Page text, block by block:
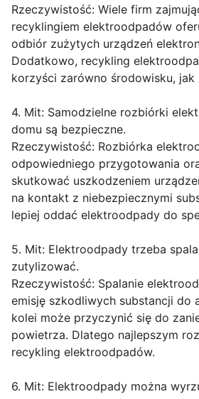
Rzeczywistość: Wiele firm
recyklingiem elektroodpadów
odbiór zużytych urządzeń
Dodatkowo, recykling
korzyści zarówno środowisku, jak
4. Mit: Samodzielne rozbiórki
domu są bezpieczne.
Rzeczywistość: Rozbiórka
odpowiedniego przygotowania
skutkować uszkodzeniem
na kontakt z niebezpiecznymi
lepiej oddać elektroodpady do
5. Mit: Elektroodpady trzeba
zutylizować.
Rzeczywistość: Spalanie
emisję szkodliwych substancji do
kolei może przyczynić się do
powietrza. Dlatego najlepszym
recykling elektroodpadów.
6. Mit: Elektroodpady można